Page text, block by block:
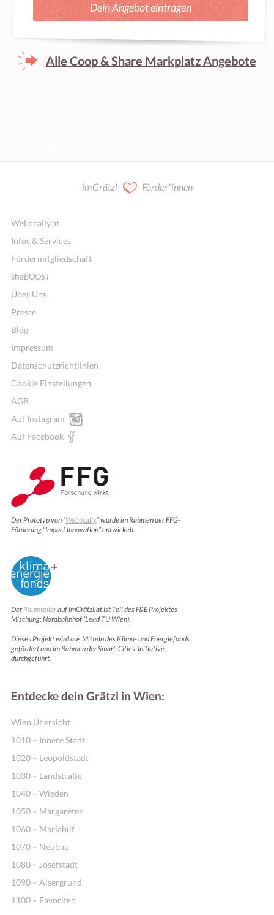
Dein Angebot eintragen
Alle Coop & Share Markplatz Angebote
imGrätzl Förder*innen
WeLocally.at
Infos & Services
Fördermitgliedschaft
sheBOOST
Über Uns
Presse
Blog
Impressum
Datenschutzrichtlinien
Cookie Einstellungen
AGB
Auf Instagram
Auf Facebook
Der Prototyp von “WeLocally” wurde im Rahmen der FFG-
Förderung “Impact Innovation” entwickelt.
DerRaumteilerauf imGrätzl.at ist Teil des F&E Projektes
Mischung: Nordbahnhof (Lead TU Wien).
Dieses Projekt wird aus Mitteln des Klima- und Energiefonds
gefördert und im Rahmen der Smart-Cities-Initiative
durchgeführt.
Entdecke dein Grätzl in Wien:
Wien Übersicht
1010 – Innere Stadt
1020 – Leopoldstadt
1030 – Landstraße
1040 – Wieden
1050 – Margareten
1060 – Mariahilf
1070 – Neubau
1080 – Josefstadt
1090 – Alsergrund
1100 – Favoriten